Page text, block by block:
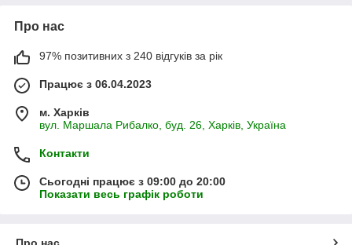
Про нас
97% позитивних з 240 відгуків за рік
Працює з 06.04.2023
м. Харків
вул. Маршала Рибалко, буд. 26, Харків, Україна
Контакти
Сьогодні працює з 09:00 до 20:00
Показати весь графік роботи